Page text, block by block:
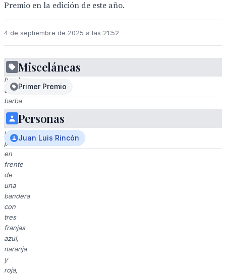
Premio en la edición de este año.
4 de septiembre de 2025 a las 21:52
Un
hombre
con
barba
gris
levanta
un
puño
en
frente
de
una
bandera
con
tres
franjas
azul,
naranja
y
roja,
Misceláneas
Primer Premio
Personas
Juan Luis Rincón